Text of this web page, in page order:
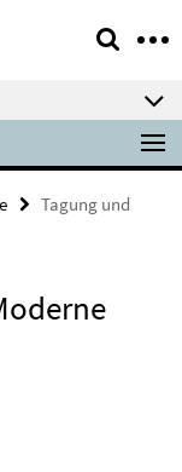
Tagung und